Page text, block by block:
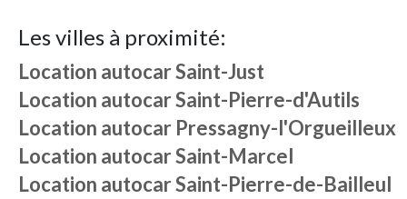
Les villes à proximité:
Location autocarSaint-Just
Location autocarSaint-Pierre-d'Autils
Location autocar Pressagny-l'Orgueilleux
Location autocarSaint-Marcel
Location autocarSaint-Pierre-de-Bailleul